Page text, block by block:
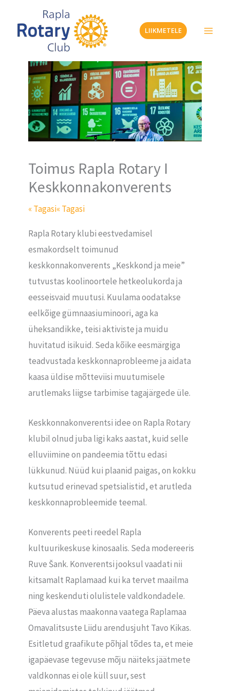
content
LIIKMETELE
Toimus Rapla Rotary I
Keskkonnakonverents
« Tagasi« Tagasi
Rapla Rotary klubi eestvedamisel
esmakordselt toimunud
keskkonnakonverents „Keskkond ja meie”
tutvustas koolinoortele hetkeolukorda ja
eesseisvaid muutusi. Kuulama oodatakse
eelkõige gümnaasiuminoori, aga ka
üheksandikke, teisi aktiviste ja muidu
huvitatud isikuid. Seda kõike eesmärgiga
teadvustada keskkonnaprobleeme ja aidata
kaasa üldise mõtteviisi muutumisele
arutlemaks liigse tarbimise tagajärgede üle.
Keskkonnakonverentsi idee on Rapla Rotary
klubil olnud juba ligi kaks aastat, kuid selle
elluviimine on pandeemia tõttu edasi
lükkunud. Nüüd kui plaanid paigas, on kokku
kutsutud erinevad spetsialistid, et arutleda
keskkonnaprobleemide teemal.
Konverents peeti reedel Rapla
kultuurikeskuse kinosaalis. Seda modereeris
Ruve Šank. Konverentsi jooksul vaadati nii
kitsamalt Raplamaad kui ka tervet maailma
ning keskenduti olulistele valdkondadele.
Päeva alustas maakonna vaatega Raplamaa
Omavalitsuste Liidu arendusjuht Tavo Kikas.
Esitletud graafikute põhjal tõdes ta, et meie
igapäevase tegevuse mõju näiteks jäätmete
valdkonnas ei ole küll suur, sest